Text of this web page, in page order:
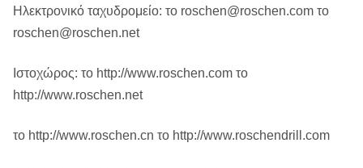
Ηλεκτρονικό ταχυδρομείο: το roschen@roschen.com το
roschen@roschen.net
Ιστοχώρος: το http://www.roschen.com το
http://www.roschen.net
το http://www.roschen.cn το http://www.roschendrill.com